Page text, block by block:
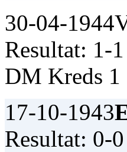
30-04-1944
Resultat: 1-1
DM Kreds 1
17-10-1943
Resultat: 0-0